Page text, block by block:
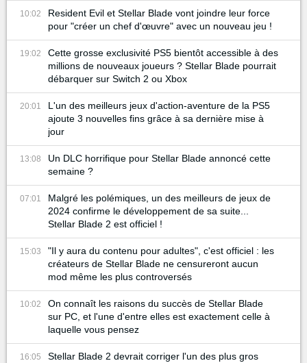
10:02
Resident Evil et Stellar Blade vont joindre leur force
pour "créer un chef d'œuvre" avec un nouveau jeu !
19:02
Cette grosse exclusivité PS5 bientôt accessible à des
millions de nouveaux joueurs ? Stellar Blade pourrait
débarquer sur Switch 2 ou Xbox
20:01
L'un des meilleurs jeux d'action-aventure de la PS5
ajoute 3 nouvelles fins grâce à sa dernière mise à
jour
13:08
Un DLC horrifique pour Stellar Blade annoncé cette
semaine ?
07:01
Malgré les polémiques, un des meilleurs de jeux de
2024 confirme le développement de sa suite...
Stellar Blade 2 est officiel !
15:03
"Il y aura du contenu pour adultes", c'est officiel : les
créateurs de Stellar Blade ne censureront aucun
mod même les plus controversés
10:02
On connaît les raisons du succès de Stellar Blade
sur PC, et l'une d'entre elles est exactement celle à
laquelle vous pensez
16:05
Stellar Blade 2 devrait corriger l'un des plus gros